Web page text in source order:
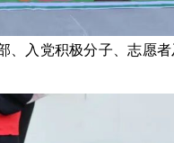
、入党积极分子、志愿